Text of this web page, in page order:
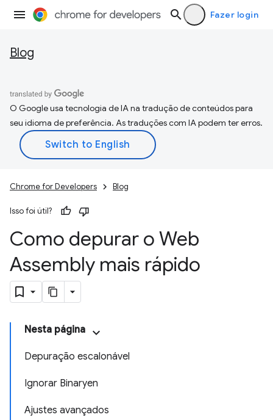
Fazer login
Blog
O Google usa tecnologia de IA na tradução de conteúdos para
seu idioma de preferência. As traduções com IA podem ter erros.
Chrome for Developers Blog
Isso foi útil?
Como depurar o Web
Assembly mais rápido
Nesta página
Depuração escalonável
Ignorar Binaryen
Ajustes avançados